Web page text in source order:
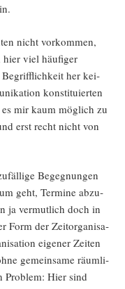
nicht vor­kom­men,
hier viel häu­fi­ger
Begriff­lich­keit her kei­
kon­sti­tu­ier­ten
mir kaum mög­lich zu
erst recht nicht von
Begeg­nun­gen
geht, Ter­mi­ne abzu­
ja ver­mut­lich doch in
Form der Zeit­or­ga­ni­sa­
eige­ner Zei­ten
gemein­sa­me räum­li­
Pro­blem: Hier sind